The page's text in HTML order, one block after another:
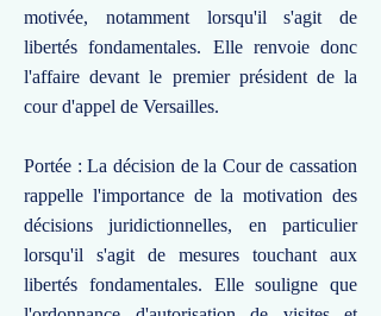
motivée, notamment lorsqu'il s'agit de
libertés fondamentales. Elle renvoie donc
l'affaire devant le premier président de la
cour d'appel de Versailles.
Portée : La décision de la Cour de cassation
rappelle l'importance de la motivation des
décisions juridictionnelles, en particulier
lorsqu'il s'agit de mesures touchant aux
libertés fondamentales. Elle souligne que